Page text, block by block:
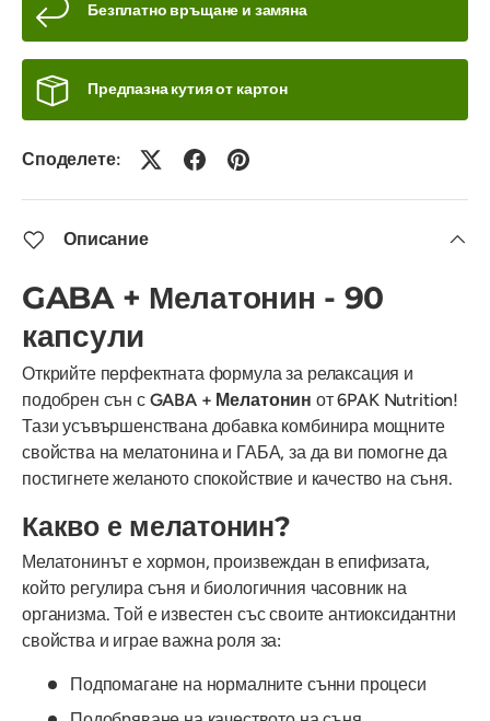
Безплатно връщане и замяна
Предпазна кутия от картон
Споделете:
Описание
GABA + Мелатонин - 90
капсули
Открийте перфектната формула за релаксация и
подобрен сън с GABA + Мелатонин от 6PAK Nutrition!
Тази усъвършенствана добавка комбинира мощните
свойства на мелатонина и ГАБА, за да ви помогне да
постигнете желаното спокойствие и качество на съня.
Какво е мелатонин?
Мелатонинът е хормон, произвеждан в епифизата,
който регулира съня и биологичния часовник на
организма. Той е известен със своите антиоксидантни
свойства и играе важна роля за:
Подпомагане на нормалните сънни процеси